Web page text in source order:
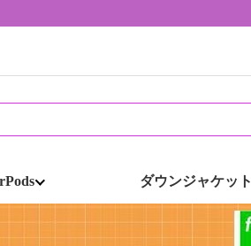
ダウンジャケット